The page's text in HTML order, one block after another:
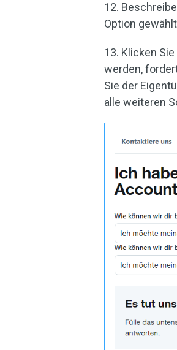
12.
Option
13. Klicken
werden,
Sie der
alle weiteren